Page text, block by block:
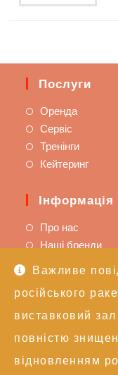
Важливе
російського
виставковий
повністю
відновленням
Послуги
Оренда
Сервіс
Тренінги
Кейтеринг
Інформація
Про нас
Наші бренди
Доставка та
Техпідтримка